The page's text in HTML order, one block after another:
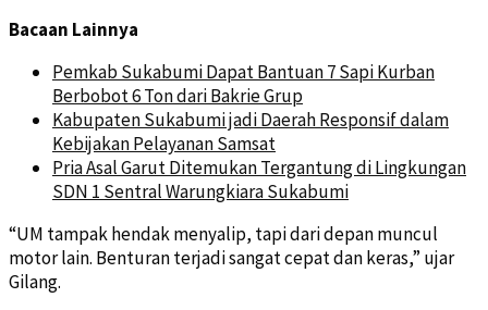
Bacaan Lainnya
Pemkab Sukabumi Dapat Bantuan 7 Sapi Kurban
Berbobot 6 Ton dari Bakrie Grup
Kabupaten Sukabumi jadi Daerah Responsif dalam
Kebijakan Pelayanan Samsat
Pria Asal Garut Ditemukan Tergantung di Lingkungan
SDN 1 Sentral Warungkiara Sukabumi
“UM tampak hendak menyalip, tapi dari depan muncul
motor lain. Benturan terjadi sangat cepat dan keras,” ujar
Gilang.